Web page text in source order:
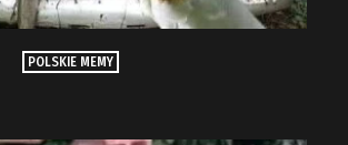
POLSKIE MEMY